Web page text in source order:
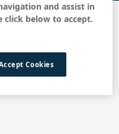
et suites
and assist in
click below to accept.
Cookies